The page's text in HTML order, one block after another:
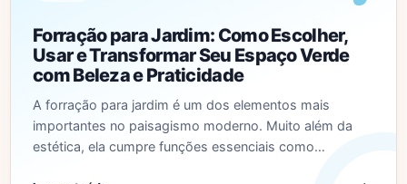
Forração para Jardim: Como Escolher,
Usar e Transformar Seu Espaço Verde
com Beleza e Praticidade
A forração para jardim é um dos elementos mais
importantes no paisagismo moderno. Muito além da
estética, ela cumpre funções essenciais como…